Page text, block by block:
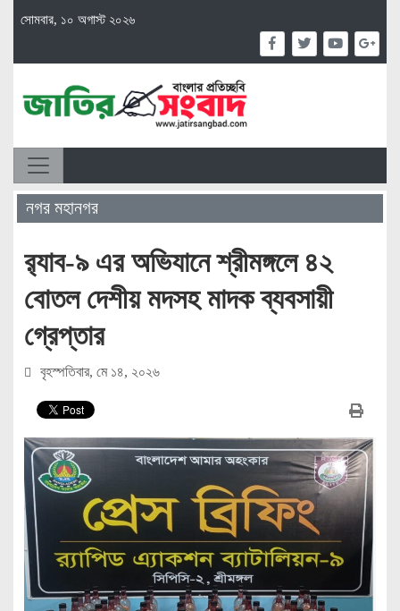
সোমবার, ১০ অগাস্ট ২০২৬
নগর মহানগর
র‌্যাব-৯ এর অভিযানে শ্রীমঙ্গলে ৪২
বোতল দেশীয় মদসহ মাদক ব্যবসায়ী
গ্রেপ্তার
বৃহস্পতিবার, মে ১৪, ২০২৬